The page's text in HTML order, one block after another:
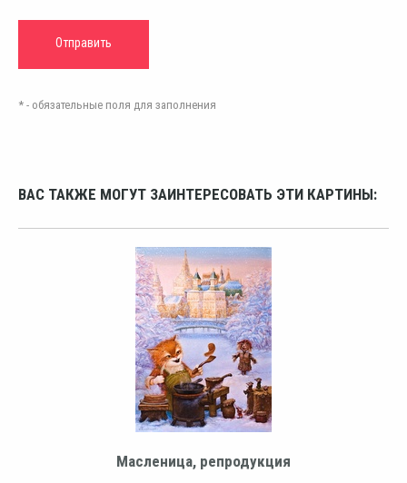
* - обязательные поля для заполнения
ВАС ТАКЖЕ МОГУТ ЗАИНТЕРЕСОВАТЬ ЭТИ КАРТИНЫ:
Масленица, репродукция